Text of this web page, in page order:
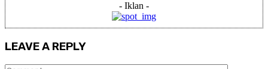
- Iklan -
LEAVE A REPLY